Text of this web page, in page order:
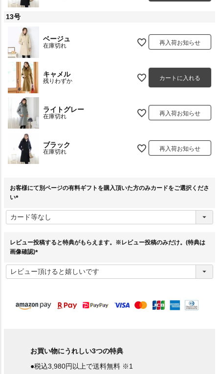
13号
ベージュ
在庫切れ 再入荷お知らせ
キャメル
残りわずか カートに入れる
ライトグレー
在庫切れ 再入荷お知らせ
ブラック
在庫切れ 再入荷お知らせ
お客様にて別ページの有料ギフトを購入頂いた方のみカードをご選択くださ
い
必
須
レビュー投稿すると特典がもらえます。※レビュー投稿のみだけ。(特典は
画像確認)
必
須
お買い物にうれしい3つの特典
●税込3,980円以上で送料無料 ※1